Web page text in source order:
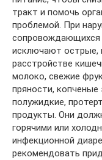
тракт и помочь
проблемой. При
сопровождающихся
исключают острые,
расстройстве
молоко, свежие
пряности,
полужидкие,
продукты. Они
горячими или
инфекционной
рекомендовать